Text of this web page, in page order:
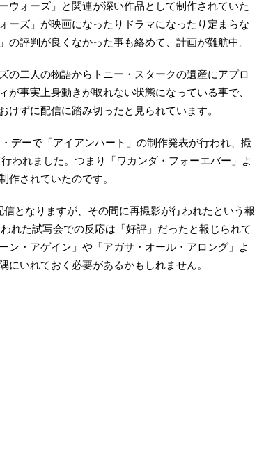
ウォーズ」と関連が深い作品として制作されていた
ーズ」が映画になったりドラマになったり定まらな
の評判が良くなかった事も絡めて、計画が難航中。
の二人の物語からトニー・スタークの遺産にアプロ
が事実上身動きが取れない状態になっている事で、
けずに配信に踏み切ったと見られています。
デーで「アイアンハート」の制作発表が行われ、撮
われました。つまり「ワカンダ・フォーエバー」よ
作されていたのです。
となりますが、その間に再撮影が行われたという報
れた試写会での反応は「好評」だったと報じられて
ン・アゲイン」や「アガサ・オール・アロング」よ
にいれておく必要があるかもしれません。